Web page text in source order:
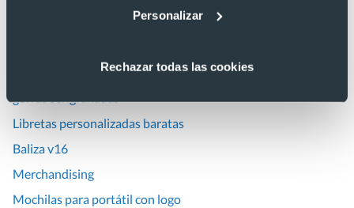
Personalizar
Rechazar todas las cookies
Chalecos personalizados
gorras serigrafiadas
Libretas personalizadas baratas
Baliza v16
Merchandising
Mochilas para portátil con logo